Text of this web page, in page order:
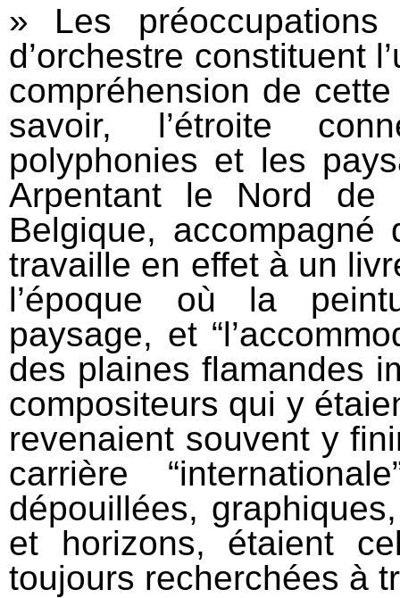
» Les
d’orchestre constituent
compréhension de
savoir, l’étroite
polyphonies et les
Arpentant le Nord
Belgique, accompagné
travaille en effet à un
l’époque où la
paysage, et
des plaines flamandes
compositeurs qui y
revenaient souvent y
carrière
dépouillées,
et horizons, étaient
toujours recherchées à